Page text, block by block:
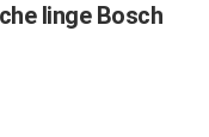
linge Bosch